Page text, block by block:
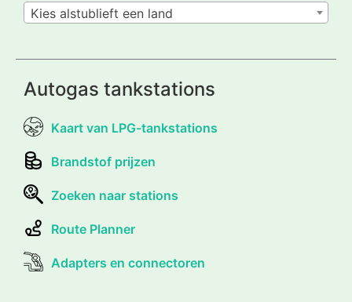
Kies alstublieft een land
Autogas tankstations
Kaart van LPG-tankstations
Brandstof prijzen
Zoeken naar stations
Route Planner
Adapters en connectoren